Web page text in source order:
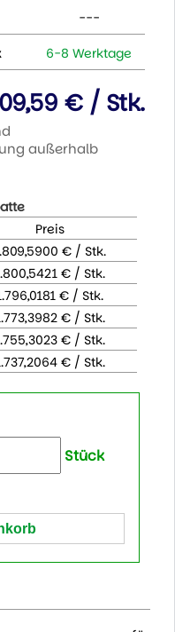
---
6-8 Werktage
€ / Stk.
außerhalb
Preis
€ / Stk.
€ / Stk.
€ / Stk.
€ / Stk.
€ / Stk.
€ / Stk.
Stück